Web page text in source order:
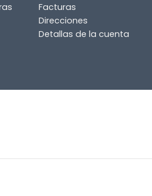
Facturas
Direcciones
Detallas de la cuenta